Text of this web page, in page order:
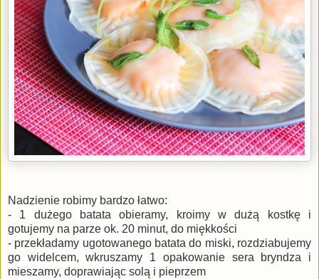
Nadzienie robimy bardzo łatwo:
- 1 dużego batata obieramy, kroimy w dużą kostkę i
gotujemy na parze ok. 20 minut, do miękkości
- przekładamy ugotowanego batata do miski, rozdziabujemy
go widelcem, wkruszamy 1 opakowanie sera bryndza i
mieszamy, doprawiając solą i pieprzem